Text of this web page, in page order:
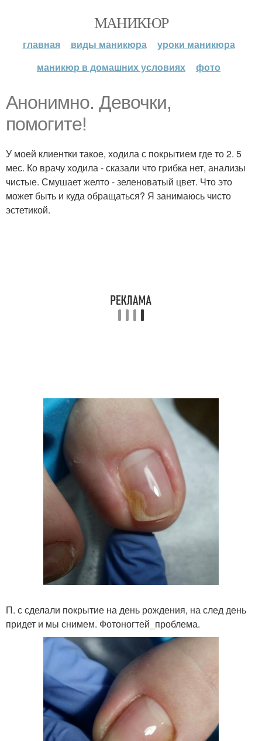
МАНИКЮР
главная виды маникюра
уроки маникюра
маникюр в домашних условиях
фото
Анонимно. Девочки,
помогите!
У моей клиентки такое, ходила с покрытием где то 2. 5
мес. Ко врачу ходила - сказали что грибка нет, анализы
чистые. Смушает желто - зеленоватый цвет. Что это
может быть и куда обращаться? Я занимаюсь чисто
эстетикой.
П. с сделали покрытие на день рождения, на след день
придет и мы снимем. Фотоногтей_проблема.